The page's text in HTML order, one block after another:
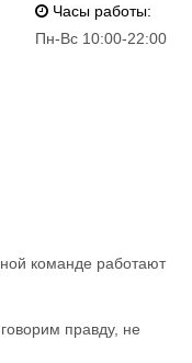
Часы работы:
Пн-Вс 10:00-22:00
команде работают
правду, не